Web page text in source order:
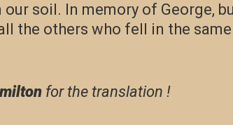
soil. In memory of George,
the others who fell in the
for the translation !